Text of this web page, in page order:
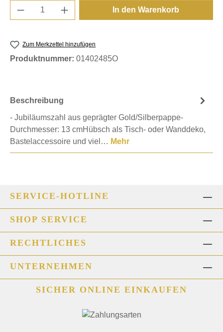
Produkt Anzahl: Gib den gewünschten
In den Warenkorb
Zum Merkzettel hinzufügen
Produktnummer: 01402485O
Beschreibung
- Jubiläumszahl aus geprägter Gold/Silberpappe-
Durchmesser: 13 cmHübsch als Tisch- oder Wanddeko,
Bastelaccessoire und viel… Mehr
SERVICE-HOTLINE
SHOP SERVICE
RECHTLICHES
UNTERNEHMEN
SICHER ONLINE EINKAUFEN